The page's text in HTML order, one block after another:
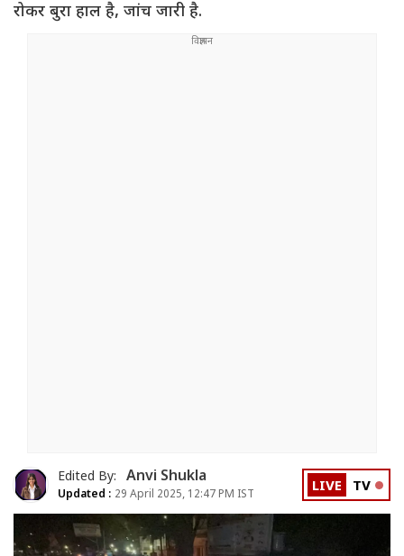
रोकर बुरा हाल है, जांच जारी है.
Edited By: Anvi Shukla
Updated : 29 April 2025, 12:47 PM IST LIVE TV